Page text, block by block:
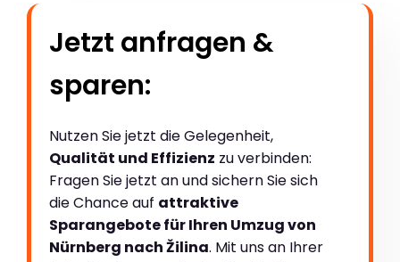
Jetzt anfragen &
sparen:
Nutzen Sie jetzt die Gelegenheit,
Qualität und Effizienz zu verbinden:
Fragen Sie jetzt an und sichern Sie sich
die Chance auf attraktive
Sparangebote für Ihren Umzug von
Nürnberg nach Žilina. Mit uns an Ihrer